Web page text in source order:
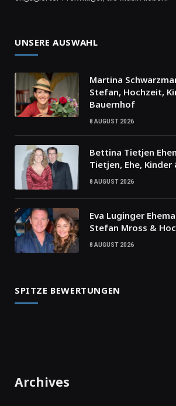
UNSERE AUSWAHL
Martina
Stefan, Hochzeit,
Bauernhof
8 AUGUST 2026
Bettina Tietjen
Tietjen, Ehe, Kinder
8 AUGUST 2026
Eva Luginger
Stefan Mross &
8 AUGUST 2026
SPITZE BEWERTUNGEN
Archives